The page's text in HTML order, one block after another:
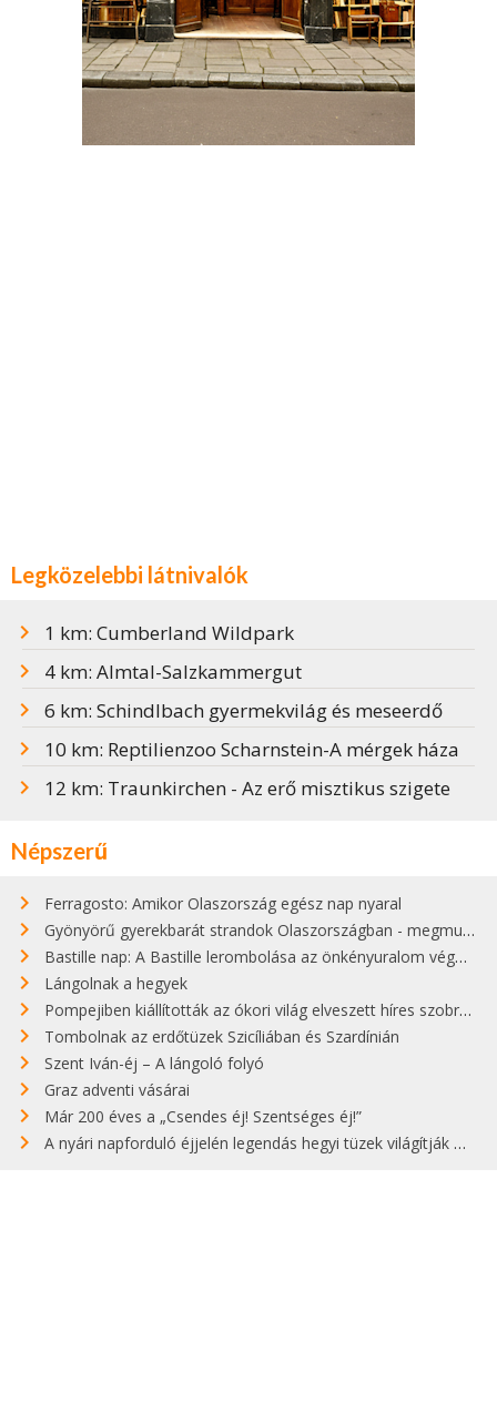
Legközelebbi látnivalók
1 km: Cumberland Wildpark
4 km: Almtal-Salzkammergut
6 km: Schindlbach gyermekvilág és meseerdő
10 km: Reptilienzoo Scharnstein-A mérgek háza
12 km: Traunkirchen - Az erő misztikus szigete
Népszerű
Ferragosto: Amikor Olaszország egész nap nyaral
Gyönyörű gyerekbarát strandok Olaszországban - megmutatjuk a 15 legjobbat
Bastille nap: A Bastille lerombolása az önkényuralom végét jelentette
Lángolnak a hegyek
Pompejiben kiállították az ókori világ elveszett híres szobrának másolatát
Tombolnak az erdőtüzek Szicíliában és Szardínián
Szent Iván-éj – A lángoló folyó
Graz adventi vásárai
Már 200 éves a „Csendes éj! Szentséges éj!”
A nyári napforduló éjjelén legendás hegyi tüzek világítják meg Zugspitzét